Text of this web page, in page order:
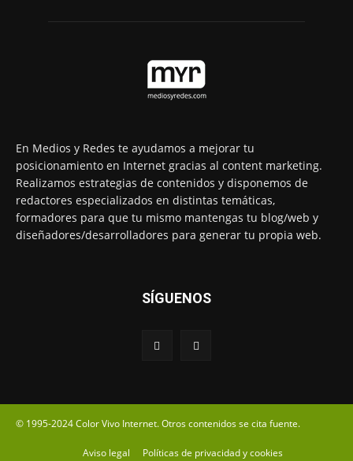
En Medios y Redes te ayudamos a mejorar tu
posicionamiento en Internet gracias al content marketing.
Realizamos estrategias de contenidos y disponemos de
redactores especializados en distintas temáticas,
formadores para que tu mismo mantengas tu blog/web y
diseñadores/desarrolladores para generar tu propia web.
SÍGUENOS
© 1995-2024 Color Vivo Internet. Otros contenidos se cita fuente.
Aviso legal Políticas de privacidad y cookies